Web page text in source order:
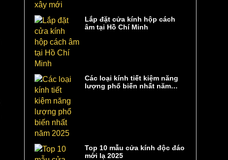
Lắp đặt cửa kính hộp cách
âm tại Hồ Chí Minh
Các loại kính tiết kiệm năng
lượng phổ biến nhất năm
Top 10 mẫu cửa kính độc đáo
mới lạ 2025